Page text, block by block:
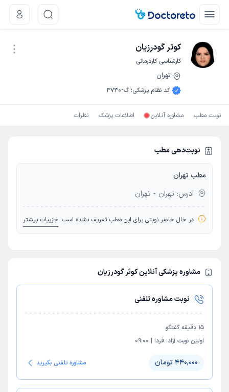
کوثر گودرزیان
کارشناسی کاردرمانی
تهران
کد نظام پزشکی:گ-3730
نوبت مطب مشاوره آنلاین اطلاعات پزشک نظرات
نوبت‌دهی مطب
مطب تهران
آدرس: تهران - تهران
در حال حاضر نوبتی برای این مطب تعریف نشده است. جزییات بیشتر
مشاوره پزشکی آنلاین کوثر گودرزیان
نوبت مشاوره تلفنی
15 دقیقه گفتگو
اولین نوبت آزاد: فردا |
09:00
440,000 تومان مشاوره تلفنی بگیرید